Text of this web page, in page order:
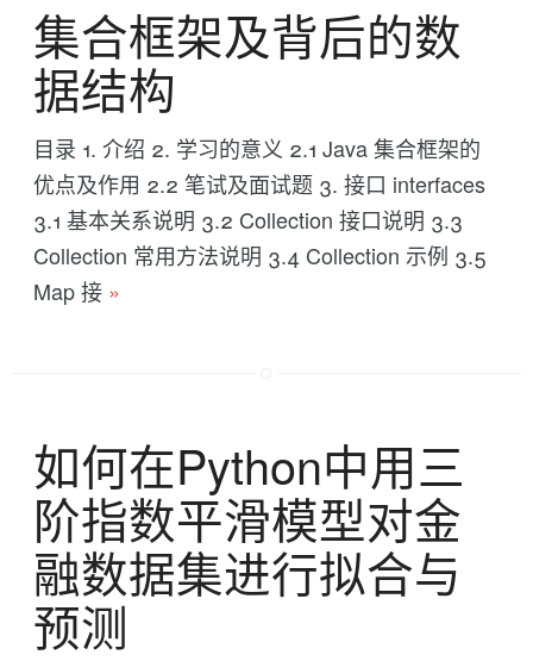
集合框架及背后的数
据结构
目录 1. 介绍 2. 学习的意义 2.1 Java 集合框架的
优点及作用 2.2 笔试及面试题 3. 接口 interfaces
3.1 基本关系说明 3.2 Collection 接口说明 3.3
Collection 常用方法说明 3.4 Collection 示例 3.5
Map 接 »
如何在Python中用三
阶指数平滑模型对金
融数据集进行拟合与
预测